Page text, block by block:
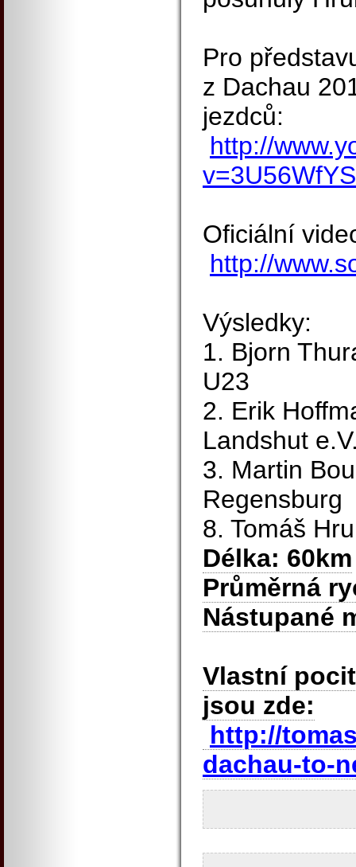
Pro
z Dachau
jezdců:
http://
Oficiální
http://
Výsledky:
1. Bjorn
U23
2. Erik
Landshut
3. Martin
Regensburg
8. Tomáš
Délka: 60km
Průměrná
Nástupané
Vlastní
jsou zde:
http://
dachau-to-